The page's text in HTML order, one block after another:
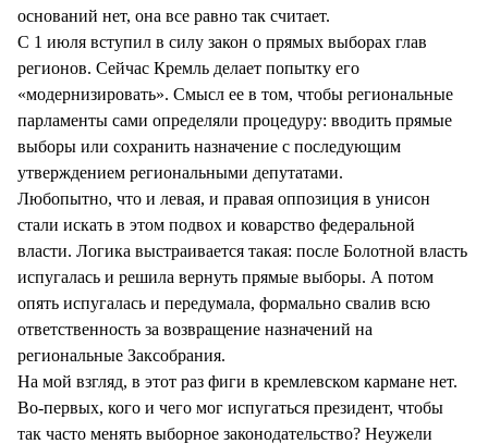
оснований нет, она все равно так считает.
С 1 июля вступил в силу закон о прямых выборах глав
регионов. Сейчас Кремль делает попытку его
«модернизировать». Смысл ее в том, чтобы региональные
парламенты сами определяли процедуру: вводить прямые
выборы или сохранить назначение с последующим
утверждением региональными депутатами.
Любопытно, что и левая, и правая оппозиция в унисон
стали искать в этом подвох и коварство федеральной
власти. Логика выстраивается такая: после Болотной власть
испугалась и решила вернуть прямые выборы. А потом
опять испугалась и передумала, формально свалив всю
ответственность за возвращение назначений на
региональные Заксобрания.
На мой взгляд, в этот раз фиги в кремлевском кармане нет.
Во-первых, кого и чего мог испугаться президент, чтобы
так часто менять выборное законодательство? Неужели